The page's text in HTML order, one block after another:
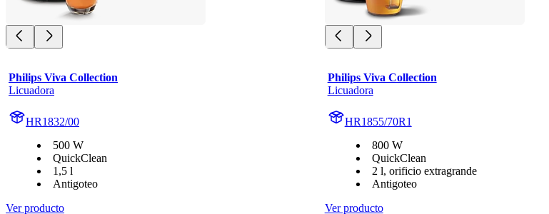
Philips Viva Collection
Licuadora
HR1832/00
500 W
QuickClean
1,5 l
Antigoteo
Ver producto
Philips Viva Collection
Licuadora
HR1855/70R1
800 W
QuickClean
2 l, orificio extragrande
Antigoteo
Ver producto